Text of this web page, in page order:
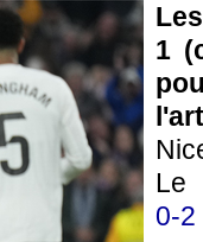
1
Le
0-2